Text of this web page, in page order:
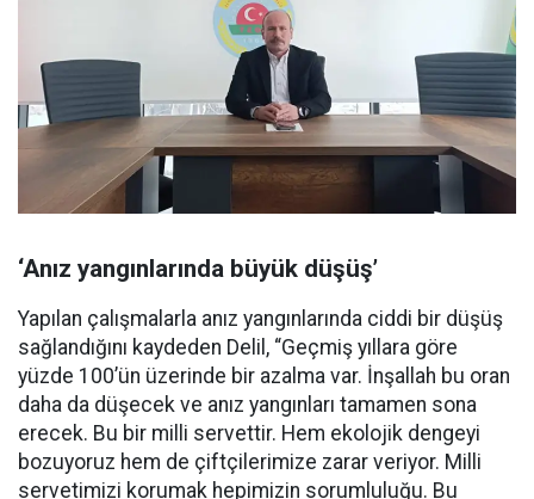
‘Anız yangınlarında büyük düşüş’
Yapılan çalışmalarla anız yangınlarında ciddi bir düşüş
sağlandığını kaydeden Delil, “Geçmiş yıllara göre
yüzde 100’ün üzerinde bir azalma var. İnşallah bu oran
daha da düşecek ve anız yangınları tamamen sona
erecek. Bu bir milli servettir. Hem ekolojik dengeyi
bozuyoruz hem de çiftçilerimize zarar veriyor. Milli
servetimizi korumak hepimizin sorumluluğu. Bu